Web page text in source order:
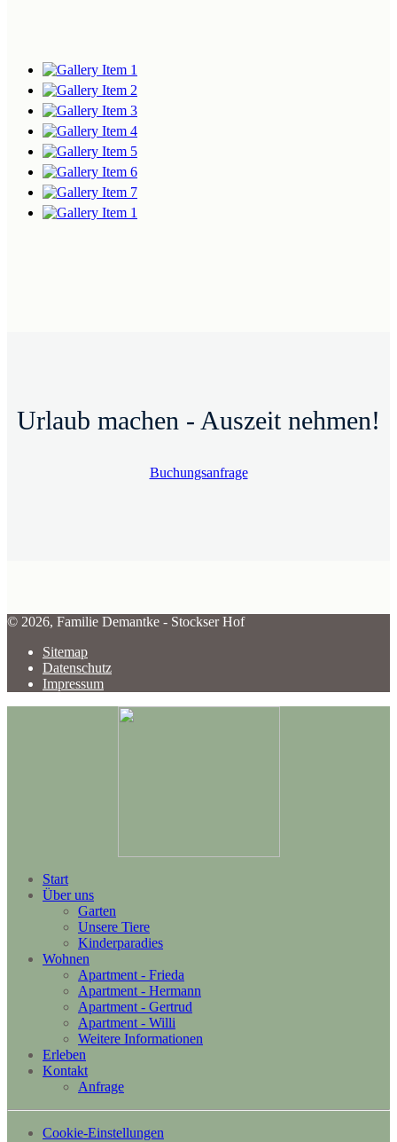
Urlaub machen - Auszeit nehmen!
Buchungsanfrage
© 2026, Familie Demantke - Stockser Hof
Sitemap
Datenschutz
Impressum
Start
Über uns
Garten
Unsere Tiere
Kinderparadies
Wohnen
Apartment - Frieda
Apartment - Hermann
Apartment - Gertrud
Apartment - Willi
Weitere Informationen
Erleben
Kontakt
Anfrage
Cookie-Einstellungen